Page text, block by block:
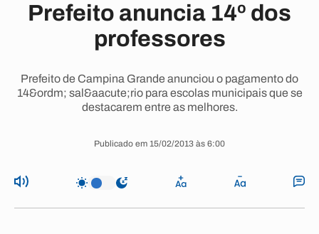
Prefeito anuncia 14º dos
professores
Prefeito de Campina Grande anunciou o pagamento do
14&ordm; sal&aacute;rio para escolas municipais que se
destacarem entre as melhores.
Publicado em 15/02/2013 às 6:00